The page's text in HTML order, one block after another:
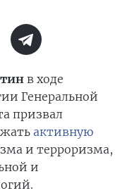
в ходе
Генеральной
призвал
активную
и терроризма,
и